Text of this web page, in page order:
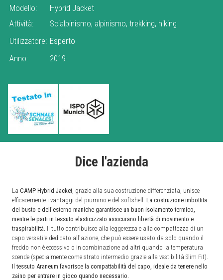
Modello:
Hybrid Jacket
Attività:
Scialpinismo, alpinismo, trekking, hiking
Utilizzatore: Esperto
Anno:
2019
Dice l'azienda
La CAMP Hybrid Jacket , grazie alla sua costruzione differenziata, unisce
efficacemente i vantaggi del piumino e del softshell. La costruzione imbottita
del busto e dell'esterno maniche garantisce un buon isolamento termico,
mentre le parti in tessuto elasticizzato assicurano libertà di movimento e
traspirabilità. Il tutto contribuisce alla leggerezza e alla compattezza di un
capo versatile dedicato all'azione, che può essere usato da solo quando il
freddo non è eccessivo o in combinazione ad altri quando la temperatura
scende (specialmente come strato intermedio grazie alla vestibilità Slim Fit).
Il tessuto Araneum favorisce la compattabilità del capo, ideale da tenere nello
zaino per entrare in gioco quando necessario.